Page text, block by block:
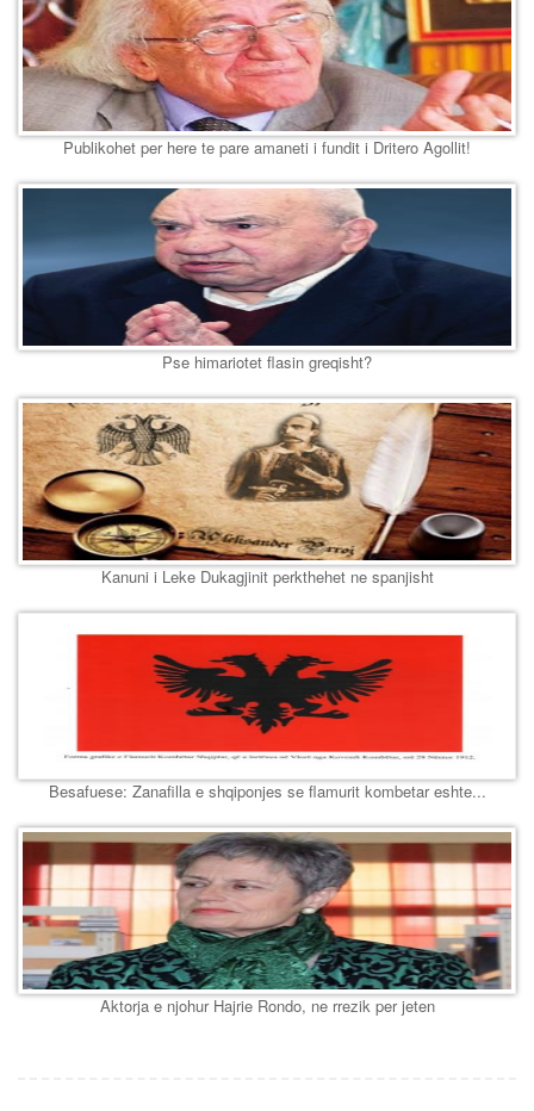
Publikohet per here te pare amaneti i fundit i Dritero Agollit!
Pse himariotet flasin greqisht?
Kanuni i Leke Dukagjinit perkthehet ne spanjisht
Besafuese: Zanafilla e shqiponjes se flamurit kombetar eshte...
Aktorja e njohur Hajrie Rondo, ne rrezik per jeten